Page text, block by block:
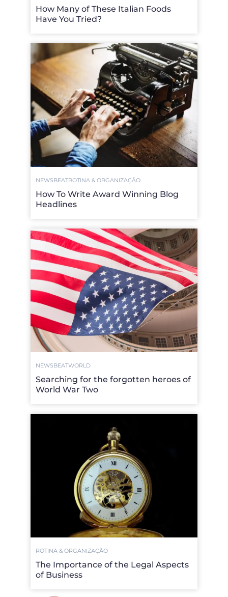
How Many of These Italian Foods
Have You Tried?
NEWSBEATROTINA & ORGANIZAÇÃO
How To Write Award Winning Blog
Headlines
NEWSBEATWORLD
Searching for the forgotten heroes of
World War Two
ROTINA & ORGANIZAÇÃO
The Importance of the Legal Aspects
of Business